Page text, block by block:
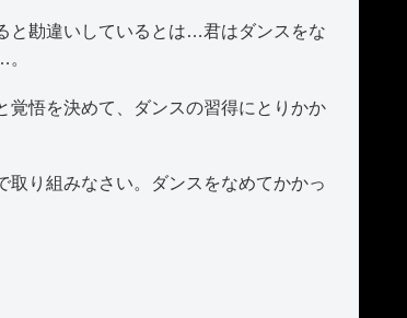
と勘違いしているとは…君はダンスをな
悟を決めて、ダンスの習得にとりかか
り組みなさい。ダンスをなめてかかっ